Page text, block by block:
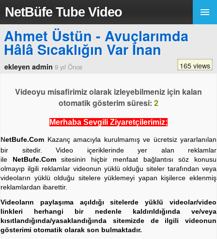
NetBüfe Tube Video
Ahmet Üstün - Avuçlarımda
Hâlâ Sıcaklığın Var Inan
ekleyen admin 9 yıl Önce 165 views
Videoyu misafirimiz olarak izleyebilmeniz için kalan
otomatik gösterim süresi: 2
Merhaba Sevgili Ziyaretçilerimiz;
NetBufe.Com Kazanç amacıyla kurulmamış ve ücretsiz yararlanılan
bir sitedir. Video içeriklerinde yer alan reklamlar
ile NetBufe.Comsitesinin hiçbir menfaat bağlantısı söz konusu
olmayıp ilgili reklamlar videonun yüklü olduğu siteler tarafından veya
videoların yüklü olduğu sitelere yüklemeyi yapan kişilerce eklenmiş
reklamlardan ibarettir.
Videoların paylaşıma açıldığı sitelerde yüklü videolar/video
linkleri herhangi bir nedenle kaldırıldığında ve/veya
kısıtlandığında/yasaklandığında sitemizde de ilgili videonun
gösterimi otomatik olarak son bulmaktadır.